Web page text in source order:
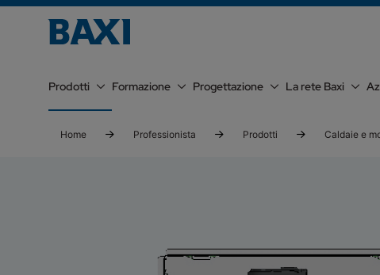
Prodotti Formazione Progettazione La rete Baxi
Home Professionista Prodotti Caldaie e